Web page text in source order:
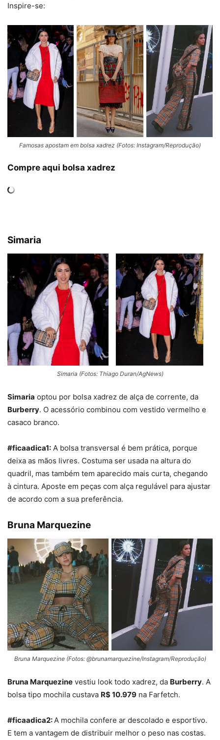
Inspire-se:
Famosas apostam em bolsa xadrez (Fotos: Instagram/Reprodução)
Compre aqui bolsa xadrez
Simaria
Simaria (Fotos: Thiago Duran/AgNews)
Simaria optou por bolsa xadrez de alça de corrente, da
Burberry. O acessório combinou com vestido vermelho e
casaco branco.
#ficaadica1: A bolsa transversal é bem prática, porque
deixa as mãos livres. Costuma ser usada na altura do
quadril, mas também tem aparecido mais curta, chegando
à cintura. Aposte em peças com alça regulável para ajustar
de acordo com a sua preferência.
Bruna Marquezine
Bruna Marquezine (Fotos: @brunamarquezine/Instagram/Reprodução)
Bruna Marquezine vestiu look todo xadrez, da Burberry. A
bolsa tipo mochila custava R$ 10.979 na Farfetch.
#ficaadica2: A mochila confere ar descolado e esportivo.
E tem a vantagem de distribuir melhor o peso nas costas.